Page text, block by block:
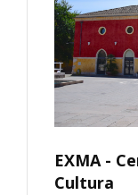
EXMA -
Cultura